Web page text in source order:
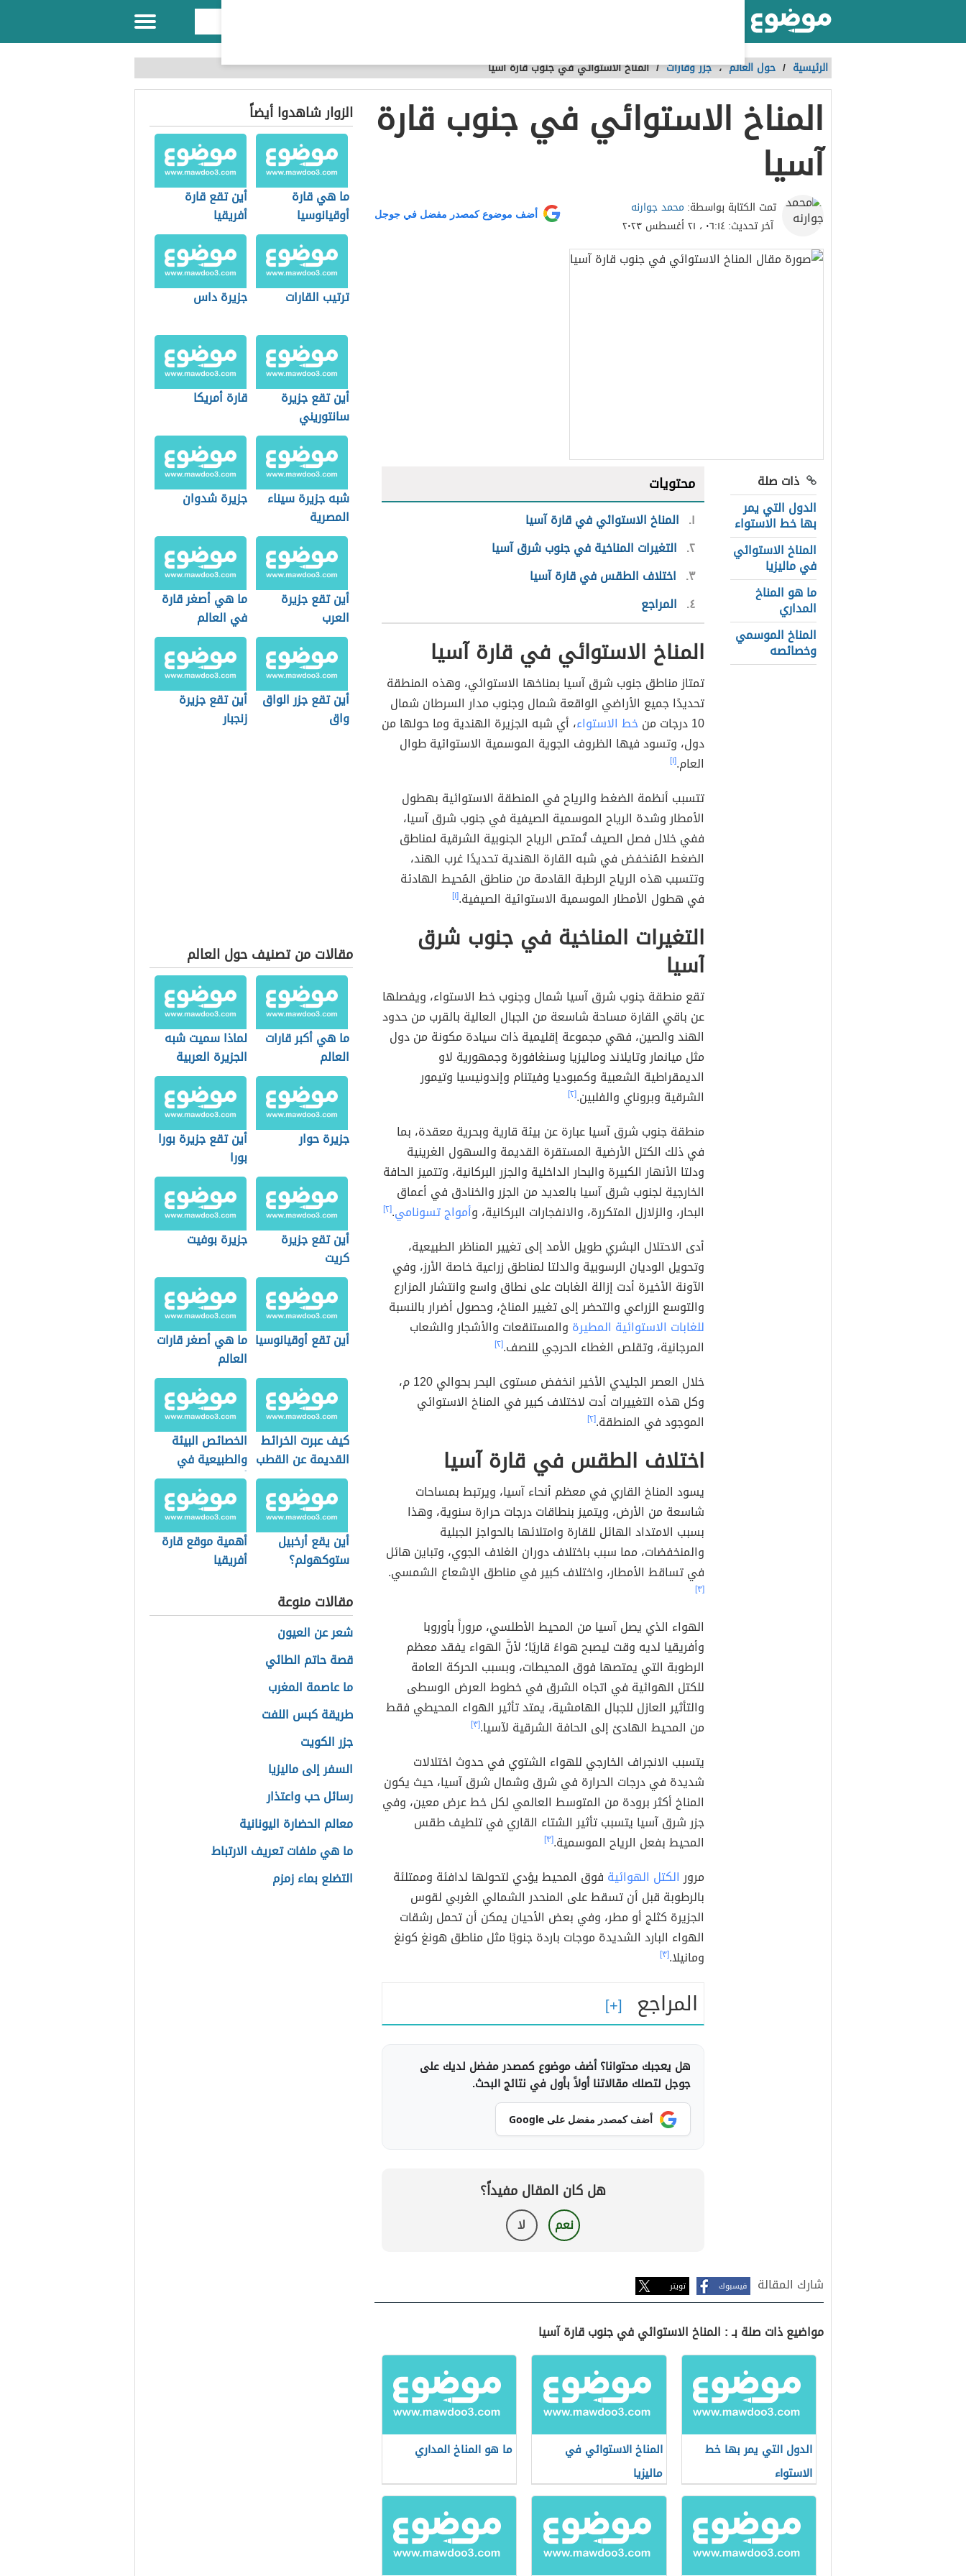
الرئيسية / حول العالم،جزر وقارات /المناخ الاستوائي في جنوب قارة آسيا
المناخ الاستوائي في جنوب قارة
آسيا
تمت الكتابة بواسطة: محمد جوارنه
آخر تحديث:٠٦:١٤ ، ٢١ أغسطس ٢٠٢٣
أضف موضوع كمصدر مفضل في جوجل
ذات صلة
الدول التي يمر
بها خط الاستواء
المناخ الاستوائي
في ماليزيا
ما هو المناخ
المداري
المناخ الموسمي
وخصائصه
محتويات
١ المناخ الاستوائي في قارة آسيا
٢ التغيرات المناخية في جنوب شرق آسيا
٣ اختلاف الطقس في قارة آسيا
٤ المراجع
المناخ الاستوائي في قارة آسيا
تمتاز مناطق جنوب شرق آسيا بمناخها الاستوائي، وهذه المنطقة
تحديدًا جميع الأراضي الواقعة شمال وجنوب مدار السرطان شمال
10 درجات من
خط الاستواء، أي شبه الجزيرة الهندية وما حولها من
دول، وتسود فيها الظروف الجوية الموسمية الاستوائية طوال
العام.[١]
تتسبب أنظمة الضغط والرياح في المنطقة الاستوائية بهطول
الأمطار وشدة الرياح الموسمية الصيفية في جنوب شرق آسيا،
ففي خلال فصل الصيف تُمتص الرياح الجنوبية الشرقية لمناطق
الضغط المُنخفض في شبه القارة الهندية تحديدًا غرب الهند،
وتتسبب هذه الرياح الرطبة القادمة من مناطق المُحيط الهادئة
في هطول الأمطار الموسمية الاستوائية الصيفية.[١]
التغيرات المناخية في جنوب شرق
آسيا
تقع منطقة جنوب شرق آسيا شمال وجنوب خط الاستواء، ويفصلها
عن باقي القارة مساحة شاسعة من الجبال العالية بالقرب من حدود
الهند والصين، فهي مجموعة إقليمية ذات سيادة مكونة من دول
مثل ميانمار وتايلاند وماليزيا وسنغافورة وجمهورية لاو
الديمقراطية الشعبية وكمبوديا وفيتنام وإندونيسيا وتيمور
الشرقية وبروناي والفلبين.[٢]
منطقة جنوب شرق آسيا عبارة عن بيئة قارية وبحرية معقدة، بما
في ذلك الكتل الأرضية المستقرة القديمة والسهول الغرينية
ودلتا الأنهار الكبيرة والبحار الداخلية والجزر البركانية، وتتميز الحافة
الخارجية لجنوب شرق آسيا بالعديد من الجزر والخنادق في أعماق
البحار، والزلازل المتكررة، والانفجارات البركانية، وأمواج تسونامي.[٢]
أدى الاحتلال البشري طويل الأمد إلى تغيير المناظر الطبيعية،
وتحويل الوديان الرسوبية والدلتا لمناطق زراعية خاصة الأرز، وفي
الآونة الأخيرة أدت إزالة الغابات على نطاق واسع وانتشار المزارع
والتوسع الزراعي والتحضر إلى تغيير المناخ، وحصول أضرار بالنسبة
للغابات الاستوائية المطيرة والمستنقعات والأشجار والشعاب
المرجانية، وتقلص الغطاء الحرجي للنصف.[٢]
خلال العصر الجليدي الأخير انخفض مستوى البحر بحوالي 120 م،
وكل هذه التغييرات أدت لاختلاف كبير في المناخ الاستوائي
الموجود في المنطقة.[٢]
اختلاف الطقس في قارة آسيا
يسود المناخ القاري في معظم أنحاء آسيا، ويرتبط بمساحات
شاسعة من الأرض، ويتميز بنطاقات درجات حرارة سنوية، وهذا
بسبب الامتداد الهائل للقارة وامتلائها بالحواجز الجبلية
والمنخفضات، مما سبب باختلاف دوران الغلاف الجوي، وتباين هائل
في تساقط الأمطار، واختلاف كبير في مناطق الإشعاع الشمسي.
[٣]
الهواء الذي يصل آسيا من المحيط الأطلسي، مروراً بأوروبا
وأفريقيا لديه وقت ليصبح هواءً قاريًا؛ لأنَّ الهواء يفقد معظم
الرطوبة التي يمتصها فوق المحيطات، وبسبب الحركة العامة
للكتل الهوائية في اتجاه الشرق في خطوط العرض الوسطى
والتأثير العازل للجبال الهامشية، يمتد تأثير الهواء المحيطي فقط
من المحيط الهادئ إلى الحافة الشرقية لآسيا.[٣]
يتسبب الانجراف الخارجي للهواء الشتوي في حدوث اختلالات
شديدة في درجات الحرارة في شرق وشمال شرق آسيا، حيث يكون
المناخ أكثر برودة من المتوسط ​​العالمي لكل خط عرض معين، وفي
جزر شرق آسيا يتسبب تأثير الشتاء القاري في تلطيف طقس
المحيط بفعل الرياح الموسمية.[٣]
مرورالكتل الهوائية فوق المحيط يؤدي لتحولها لدافئة وممتلئة
بالرطوبة قبل أن تسقط على المنحدر الشمالي الغربي لقوس
الجزيرة كثلج أو مطر، وفي بعض الأحيان يمكن أن تحمل رشقات
الهواء البارد الشديدة موجات باردة جنوبًا مثل مناطق هونغ كونغ
ومانيلا.[٣]
المراجع
هل يعجبك محتوانا؟ أضف موضوع كمصدر مفضل لديك على
جوجل لتصلك مقالاتنا أولاً بأول في نتائج البحث.
أضف كمصدر مفضل على Google
هل كان المقال مفيداً؟
نعم لا
شارك المقالة فيسبوك تويتر
مواضيع ذات صلة بـ : المناخ الاستوائي في جنوب قارة آسيا
الدول التي يمر بها خط
الاستواء
المناخ الاستوائي في
ماليزيا
ما هو المناخ المداري
الزوار شاهدوا أيضاً
ما هي قارة
أوقيانوسيا
أين تقع قارة
أفريقيا
ترتيب القارات جزيرة داس
أين تقع جزيرة
سانتوريني
قارة أمريكا
شبه جزيرة سيناء
المصرية
جزيرة شدوان
أين تقع جزيرة
العرب
ما هي أصغر قارة
في العالم
أين تقع جزر الواق
واق
أين تقع جزيرة
زنجبار
مقالات من تصنيف حول العالم
ما هي أكبر قارات
العالم
لماذا سميت شبه
الجزيرة العربية
بهذا الاسم
جزيرة حوار
أين تقع جزيرة بورا
بورا
أين تقع جزيرة
كريت
جزيرة بوفيت
أين تقع أوقيانوسيا ما هي أصغر قارات
العالم
كيف عبرت الخرائط
القديمة عن القطب
الشمالي؟
الخصائص البيئة
والطبيعية في
أوقيانوسيا
أين يقع أرخبيل
ستوكهولم؟
أهمية موقع قارة
أفريقيا
مقالات منوعة
شعر عن العيون
قصة حاتم الطائي
ما عاصمة المغرب
طريقة كبس اللفت
جزر الكويت
السفر إلى ماليزيا
رسائل حب واعتذار
معالم الحضارة اليونانية
ما هي ملفات تعريف الارتباط
التضلع بماء زمزم